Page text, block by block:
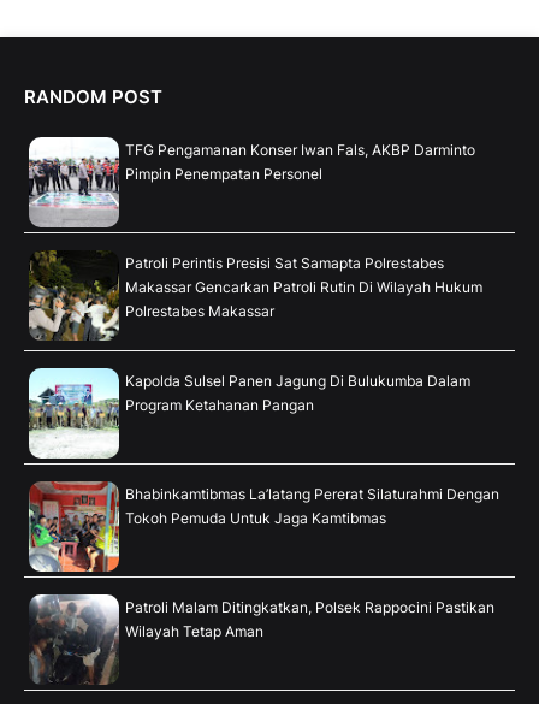
RANDOM POST
TFG Pengamanan Konser Iwan Fals, AKBP Darminto
Pimpin Penempatan Personel
Patroli Perintis Presisi Sat Samapta Polrestabes
Makassar Gencarkan Patroli Rutin Di Wilayah Hukum
Polrestabes Makassar
Kapolda Sulsel Panen Jagung Di Bulukumba Dalam
Program Ketahanan Pangan
Bhabinkamtibmas La’latang Pererat Silaturahmi Dengan
Tokoh Pemuda Untuk Jaga Kamtibmas
Patroli Malam Ditingkatkan, Polsek Rappocini Pastikan
Wilayah Tetap Aman